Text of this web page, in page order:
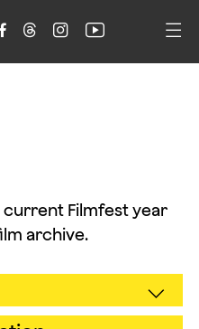
   
Filmfest year
archive.